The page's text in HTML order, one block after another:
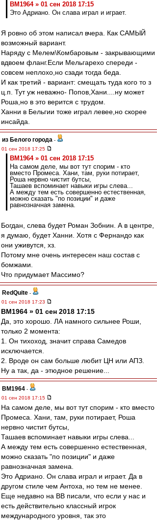
BM1964 » 01 сен 2018 17:15
Это Адриано. Он слава играл и играет.
Я ровно об этом написал вчера. Как САМЫЙ
возможный вариант.
Наряду с Мелем\Комбаровым - закрывающими
вдвоем фланг.Если Мельгарехо спереди -
совсем неплохо,но сзади тогда беда.
И как третий - вариант: смещать туда кого то з
ц.п. Тут уж неважно- Попов,Хани....ну может
Роша,но в это верится с трудом.
Ханни в Бельгии тоже играл левее,но скорее
инсайда.
из Белого города -
01 сен 2018 17:25
BM1964 » 01 сен 2018 17:15
На самом деле, мы вот тут спорим - кто
вместо Промеса. Хани, там, руки потирает,
Роша нервно чистит бутсы,
Ташаев вспоминает навыки игры слева...
А между тем есть совершенно естественная,
можно сказать "по позиции" и даже
равнозначная замена.
Богдан, слева будет Роман Зобнин. А в центре,
я думаю, будет Ханни. Хотя с Фернандо как
они уживутся, хз.
Потому мне очень интересен наш состав с
бомжами.
Что придумает Массимо?
RedQuite -
01 сен 2018 17:23
BM1964 » 01 сен 2018 17:15
Да, это хорошо. ЛА намного сильнее Роши,
только 2 момента:
1. Он тихоход, значит справа Самедов
исключается.
2. Вроде он сам больше любит ЦН или АПЗ.
Ну а так, да - этюдное решение...
BM1964 -
01 сен 2018 17:15
На самом деле, мы вот тут спорим - кто вместо
Промеса. Хани, там, руки потирает, Роша
нервно чистит бутсы,
Ташаев вспоминает навыки игры слева...
А между тем есть совершенно естественная,
можно сказать "по позиции" и даже
равнозначная замена.
Это Адриано. Он слава играл и играет. Да в
другом стиле чем Антоха, но тем не менее.
Еще недавно на ВВ писали, что если у нас и
есть действительно классный игрок
международного уровня, так это